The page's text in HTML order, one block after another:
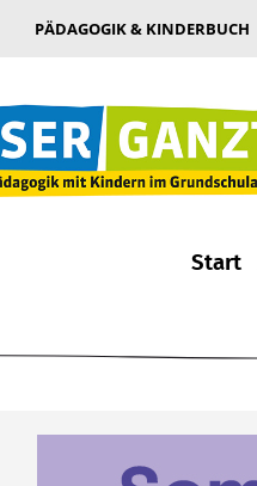
PÄDAGOGIK & KINDERBUCH
Start